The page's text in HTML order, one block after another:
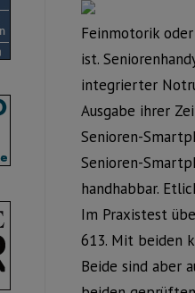
Feinmotorik
ist.
integrierter
Ausgabe ihrer
Senioren-
Senioren-
handhabbar.
Im Praxistest
613. Mit beiden
Beide sind aber